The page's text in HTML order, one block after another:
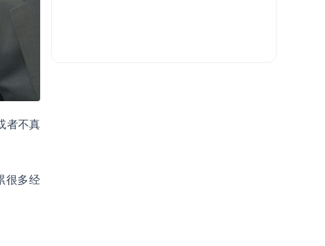
者不真
很多经